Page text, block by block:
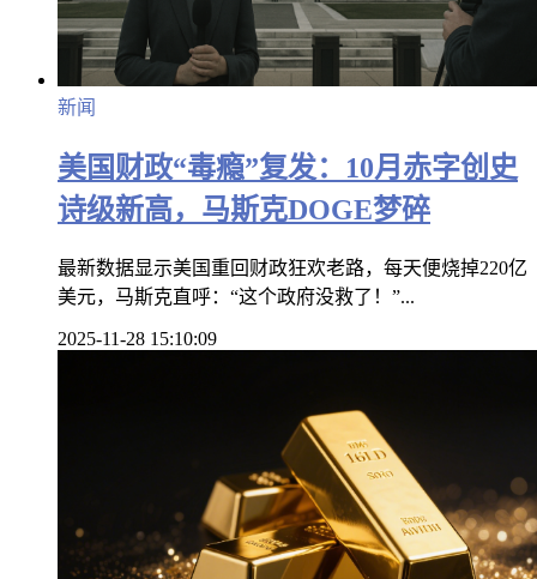
新闻
美国财政“毒瘾”复发：10月赤字创史
诗级新高，马斯克DOGE梦碎
最新数据显示美国重回财政狂欢老路，每天便烧掉220亿
美元，马斯克直呼：“这个政府没救了！”...
2025-11-28 15:10:09